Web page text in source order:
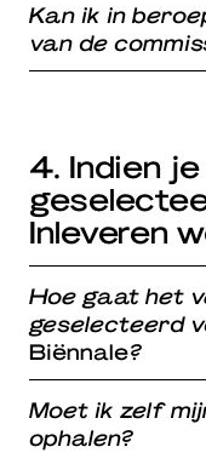
Kan ik in
van de
4. Indien
Inleveren
Hoe gaat het
geselecteerd
Biënnale?
Moet ik zelf
ophalen?